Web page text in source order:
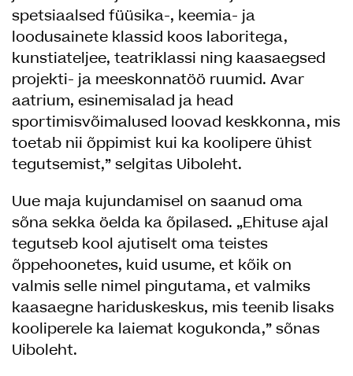
spetsiaalsed füüsika-, keemia- ja
loodusainete klassid koos laboritega,
kunstiateljee, teatriklassi ning kaasaegsed
projekti- ja meeskonnatöö ruumid. Avar
aatrium, esinemisalad ja head
sportimisvõimalused loovad keskkonna, mis
toetab nii õppimist kui ka koolipere ühist
tegutsemist,” selgitas Uiboleht.
Uue maja kujundamisel on saanud oma
sõna sekka öelda ka õpilased. „Ehituse ajal
tegutseb kool ajutiselt oma teistes
õppehoonetes, kuid usume, et kõik on
valmis selle nimel pingutama, et valmiks
kaasaegne hariduskeskus, mis teenib lisaks
kooliperele ka laiemat kogukonda,” sõnas
Uiboleht.